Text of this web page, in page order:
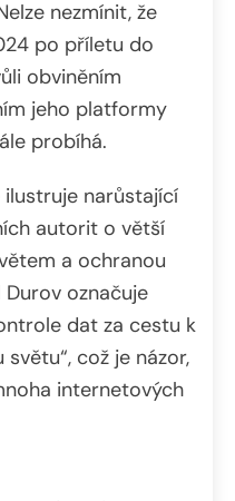
nezmínit, že
po příletu do
obviněním
jeho platformy
probíhá.
narůstající
autorit o větší
a ochranou
označuje
dat za cestu k
což je názor,
internetových